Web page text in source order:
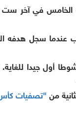
الخامس في آخر ست
عندما سجل هدفه
أول جيدا
من"تصفيات كأس